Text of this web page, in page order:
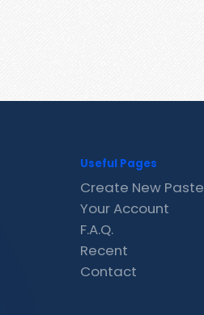
Useful Pages
Create New Paste
Your Account
F.A.Q.
Recent
Contact